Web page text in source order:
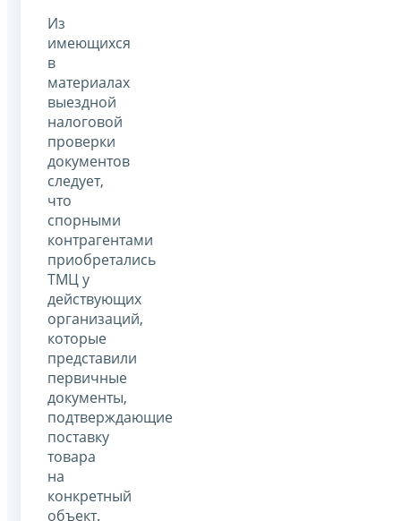
Из
имеющихся
в
материалах
выездной
налоговой
проверки
документов
следует,
что
спорными
контрагентами
приобретались
ТМЦ у
действующих
организаций,
которые
представили
первичные
документы,
подтверждающие
поставку
товара
на
конкретный
объект.